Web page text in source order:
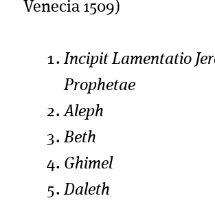
Venecia 1509)
Incipit Lamentatio
Prophetae
Aleph
Beth
Ghimel
Daleth